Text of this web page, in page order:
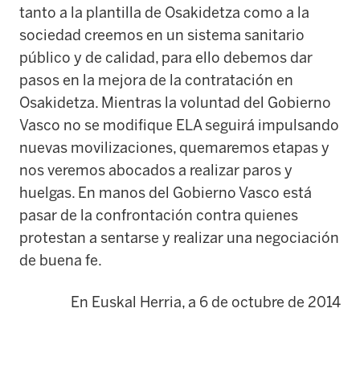
tanto a la plantilla de Osakidetza como a la
sociedad creemos en un sistema sanitario
público y de calidad, para ello debemos dar
pasos en la mejora de la contratación en
Osakidetza. Mientras la voluntad del Gobierno
Vasco no se modifique ELA seguirá impulsando
nuevas movilizaciones, quemaremos etapas y
nos veremos abocados a realizar paros y
huelgas. En manos del Gobierno Vasco está
pasar de la confrontación contra quienes
protestan a sentarse y realizar una negociación
de buena fe.
En Euskal Herria, a 6 de octubre de 2014